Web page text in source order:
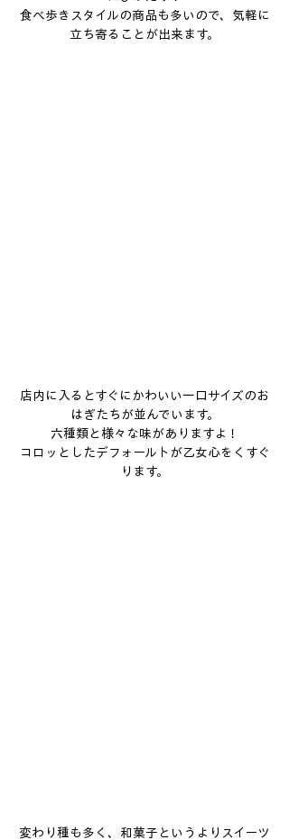
食べ歩きスタイルの商品も多いので、気軽に
立ち寄ることが出来ます。
店内に入るとすぐにかわいい一口サイズのお
はぎたちが並んでいます。
六種類と様々な味がありますよ！
コロッとしたデフォールトが乙女心をくすぐ
ります。
変わり種も多く、和菓子というよりスイーツ